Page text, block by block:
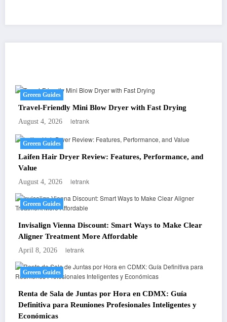
Greeen Guides
Travel-Friendly Mini Blow Dryer with Fast Drying
August 4, 2026 letrank
Greeen Guides
Laifen Hair Dryer Review: Features, Performance, and
Value
August 4, 2026 letrank
Greeen Guides
Invisalign Vienna Discount: Smart Ways to Make Clear
Aligner Treatment More Affordable
April 8, 2026 letrank
Greeen Guides
Renta de Sala de Juntas por Hora en CDMX: Guía
Definitiva para Reuniones Profesionales Inteligentes y
Económicas